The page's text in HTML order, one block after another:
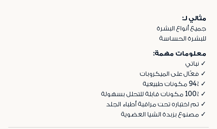
مثالي لـ:
جميع أنواع البشرة
للبشرة الحساسة
معلومات مهمة:
✓ نباتي
✓ فعّال على الميكروبات
✓ 94٪ مكونات طبيعية
✓ 100٪ مكونات قابلة للتحلل بسهولة
✓ تم اختباره تحت مراقبة أطباء الجلد
✓ مصنوع بزبدة الشيا العضوية